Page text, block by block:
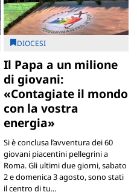
DIOCESI
Il Papa a un milione
di giovani:
«Contagiate il mondo
con la vostra
energia»
Si è conclusa l’avventura dei 60
giovani piacentini pellegrini a
Roma. Gli ultimi due giorni, sabato
2 e domenica 3 agosto, sono stati
il centro di tu...